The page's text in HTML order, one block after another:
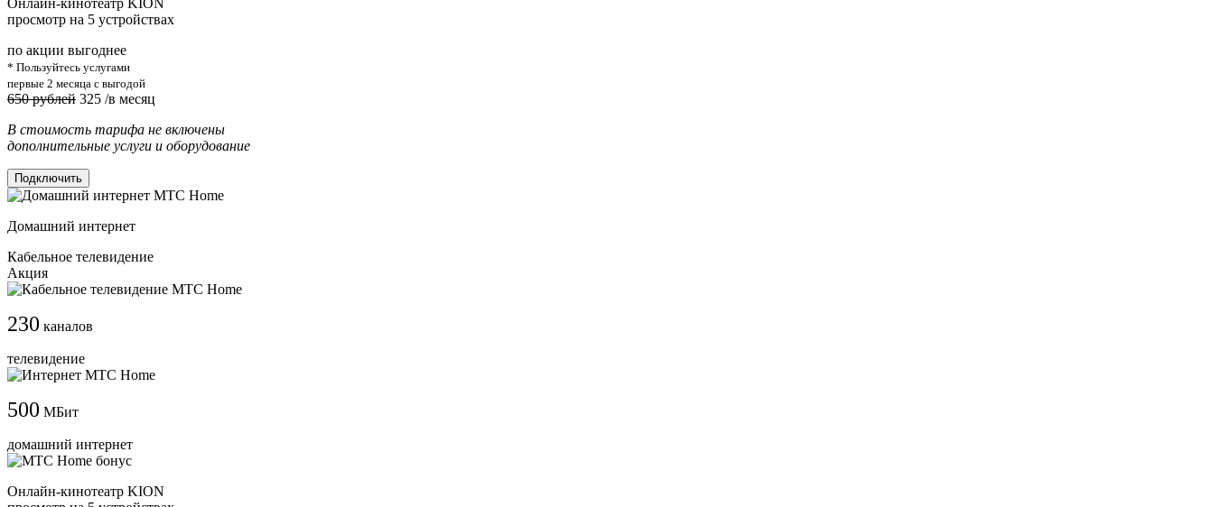
Онлайн-кинотеатр KION
просмотр на 5 устройствах
по акции выгоднее
* Пользуйтесь услугами
первые 2 месяца с выгодой
650 рублей 325 /в месяц
В стоимость тарифа не включены
дополнительные услуги и оборудование
Подключить
Домашний интернет
Кабельное телевидение
Акция
230 каналов
телевидение
500 МБит
домашний интернет
Онлайн-кинотеатр KION